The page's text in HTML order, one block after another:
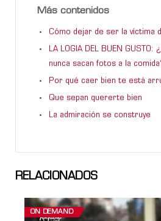
Más contenidos
Cómo dejar de ser la víctima
LA LOGIA DEL BUEN
nunca sacan fotos a la
Por qué caer bien te está
Que sepan quererte bien
La admiración se construye
RELACIONADOS
ON DEMAND